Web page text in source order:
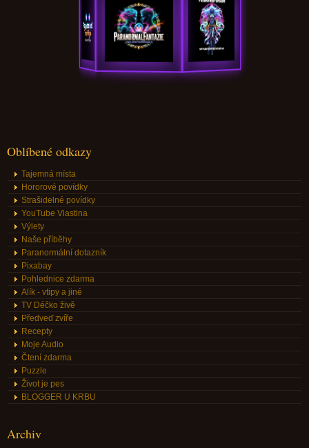
Oblíbené odkazy
Tajemná místa
Hororové povídky
Strašidelné povídky
YouTube Vlastina
Výlety
Naše příběhy
Paranormální dotazník
Pixabay
Pohlednice zdarma
Alík - vtipy a jiné
TV Déčko živě
Předveď zvíře
Recepty
Moje Audio
Čtení zdarma
Puzzle
Život je pes
BLOGGER U KRBU
Archiv